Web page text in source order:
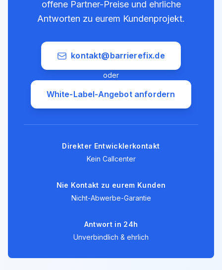
offene Partner-Preise und ehrliche
Antworten zu eurem Kundenprojekt.
kontakt@barrierefix.de
oder
White-Label-Angebot anfordern
Direkter Entwicklerkontakt
Kein Callcenter
Nie Kontakt zu eurem Kunden
Nicht-Abwerbe-Garantie
Antwort in 24h
Unverbindlich & ehrlich